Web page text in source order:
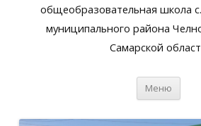
общеобразовательная школа
муниципального района
Самарской
Меню